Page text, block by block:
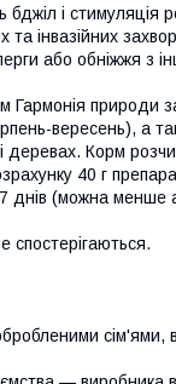
і стимуляція
інвазійних
або обніжжя з
Гармонія природи
вересень), а
деревах. Корм
40 г
днів (можна менше
сім'ями,